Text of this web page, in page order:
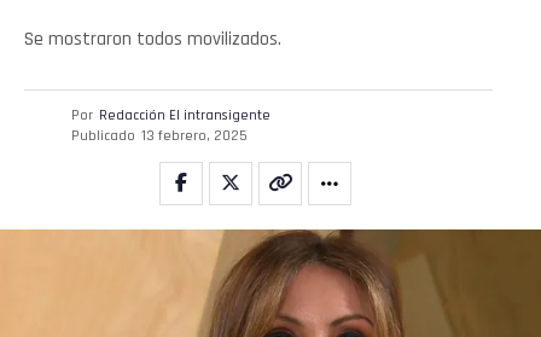
Se mostraron todos movilizados.
Por Redacción El intransigente
Publicado 13 febrero, 2025